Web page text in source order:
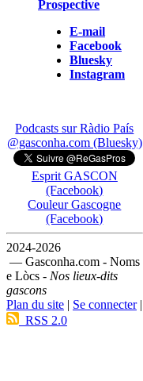
Prospective
E-mail
Facebook
Bluesky
Instagram
Podcasts sur Ràdio País
@gasconha.com (Bluesky)
Esprit GASCON
(Facebook)
Couleur Gascogne
(Facebook)
2024-2026
— Gasconha.com - Noms
e Lòcs - Nos lieux-dits
gascons
Plan du site | Se connecter|
RSS 2.0